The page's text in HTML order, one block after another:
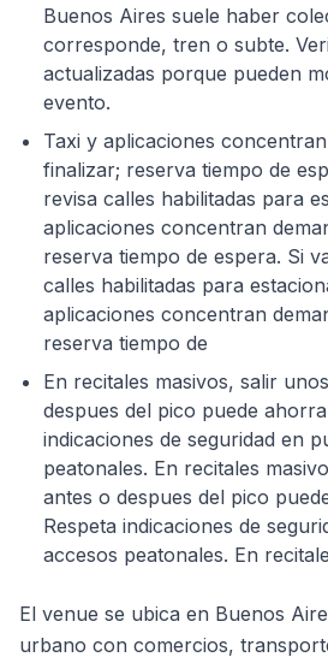
Buenos Aires suele haber
corresponde, tren o subte.
actualizadas porque pueden
evento.
Taxi y aplicaciones
finalizar; reserva tiempo de
revisa calles habilitadas para
aplicaciones concentran
reserva tiempo de espera. Si
calles habilitadas para
aplicaciones concentran
reserva tiempo de
En recitales masivos, salir
despues del pico puede
indicaciones de seguridad en
peatonales. En recitales
antes o despues del pico
Respeta indicaciones de
accesos peatonales. En
El venue se ubica en Buenos
urbano con comercios,